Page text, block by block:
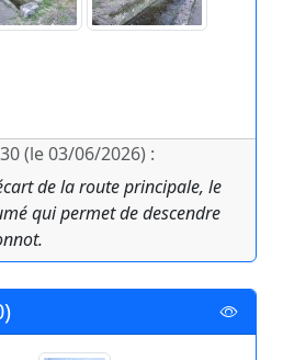
(le 03/06/2026) :
de la route principale, le
qui permet de descendre